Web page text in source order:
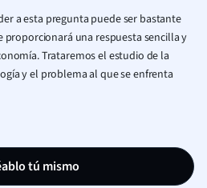
a esta pregunta puede ser bastante
una respuesta sencilla y
Trataremos el estudio de la
y el problema al que se enfrenta
tú mismo